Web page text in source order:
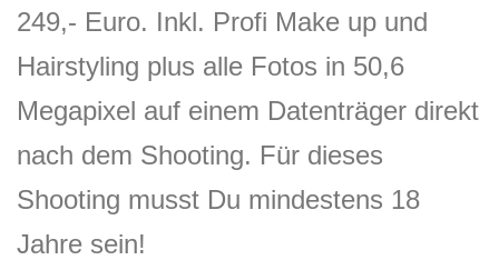
249,- Euro. Inkl. Profi Make up und
Hairstyling plus alle Fotos in 50,6
Megapixel auf einem Datenträger direkt
nach dem Shooting. Für dieses
Shooting musst Du mindestens 18
Jahre sein!